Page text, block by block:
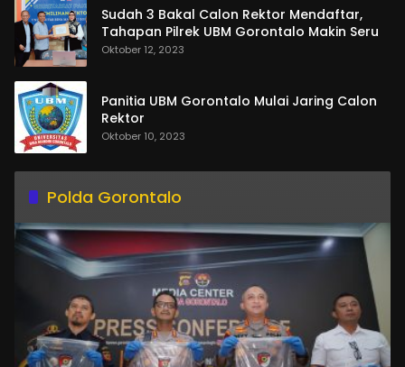
Sudah 3 Bakal Calon Rektor Mendaftar,
Tahapan Pilrek UBM Gorontalo Makin Seru
Oktober 12, 2023
Panitia UBM Gorontalo Mulai Jaring Calon
Rektor
Oktober 10, 2023
Polda Gorontalo